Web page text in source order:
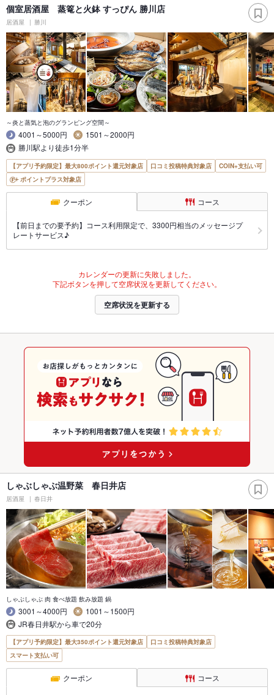
個室居酒屋 蒸篭と火鉢 すっぴん 勝川店
居酒屋 勝川
～炎と蒸気と泡のグランピング空間～
4001～5000円
1501～2000円
勝川駅より徒歩1分半
【アプリ予約限定】最大800ポイント還元対象店 口コミ投稿特典対象店
COIN+支払い可
ポイントプラス対象店
クーポン コース
【前日までの要予約】コース利用限定で、3300円相当のメッセージプ
レートサービス♪
カレンダーの更新に失敗しました。
下記ボタンを押して空席状況を更新してください。
空席状況を更新する
しゃぶしゃぶ温野菜 春日井店
居酒屋 春日井
しゃぶしゃぶ 肉 食べ放題 飲み放題 鍋
3001～4000円
1001～1500円
JR春日井駅から車で20分
【アプリ予約限定】最大350ポイント還元対象店
口コミ投稿特典対象店
スマート支払い可
クーポン コース